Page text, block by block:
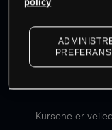
Kursene er